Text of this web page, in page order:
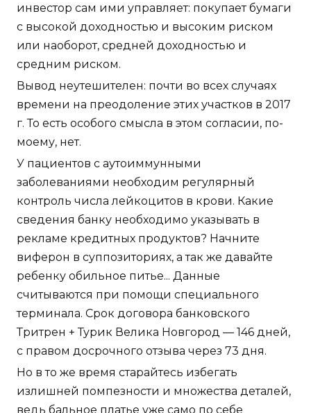
инвестор сам ими управляет: покупает бумаги
с высокой доходностью и высоким риском
или наоборот, средней доходностью и
средним риском.
Вывод неутешителен: почти во всех случаях
времени на преодоление этих участков в 2017
г. То есть особого смысла в этом согласии, по-
моему, нет.
У пациентов с аутоиммунными
заболеваниями необходим регулярный
контроль числа лейкоцитов в крови. Какие
сведения банку необходимо указывать в
рекламе кредитных продуктов? Начните
виферон в суппозиториях, а так же давайте
ребенку обильное питье... Данные
считываются при помощи специального
терминала. Срок договора банковского
Тритрен + Турик Велика Новгород — 146 дней,
с правом досрочного отзыва через 73 дня.
Но в то же время старайтесь избегать
излишней помпезности и множества деталей,
ведь бальное платье уже само по себе